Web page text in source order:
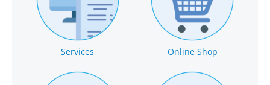
Services Online Shop